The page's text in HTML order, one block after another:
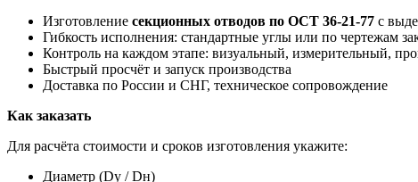
Изготовление секционных отводов по ОСТ 36-21-77 с
Гибкость исполнения: стандартные углы или по чертежам
Контроль на каждом этапе: визуальный, измерительный,
Быстрый просчёт и запуск производства
Доставка по России и СНГ, техническое сопровождение
Как заказать
Для расчёта стоимости и сроков изготовления укажите:
Диаметр (Dу / Dн)